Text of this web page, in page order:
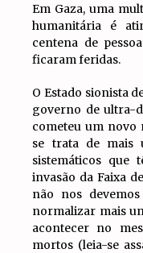
Em Gaza, uma
humanitária é
centena de
ficaram feridas.
O Estado sionista
governo de ultra-
cometeu um novo
se trata de mais
sistemáticos que
invasão da Faixa
não nos
normalizar mais
acontecer no
mortos (leia-se